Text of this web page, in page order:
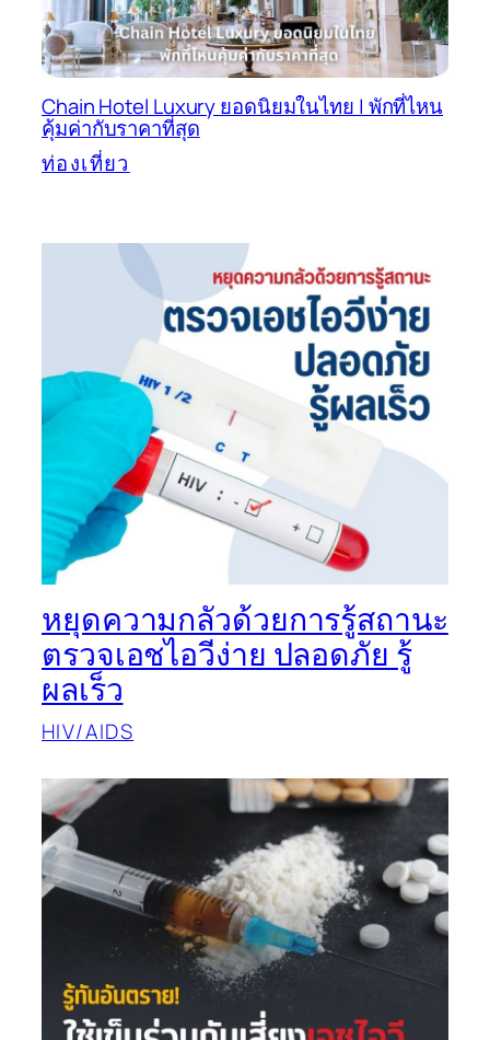
Chain Hotel Luxury ยอดนิยมในไทย | พักที่ไหน
คุ้มค่ากับราคาที่สุด
ท่องเที่ยว
หยุดความกลัวด้วยการรู้สถานะ
ตรวจเอชไอวีง่าย ปลอดภัย รู้
ผลเร็ว
HIV/AIDS